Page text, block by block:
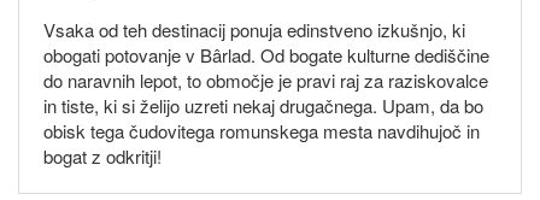
Vsaka od teh destinacij ponuja edinstveno izkušnjo, ki
obogati potovanje v Bârlad. Od bogate kulturne dediščine
do naravnih lepot, to območje je pravi raj za raziskovalce
in tiste, ki si želijo uzreti nekaj drugačnega. Upam, da bo
obisk tega čudovitega romunskega mesta navdihujoč in
bogat z odkritji!